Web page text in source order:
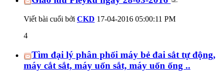
Viết bài cuối bởi CKD 17-04-2016 05:00:11 PM
4
Tìm đại lý phân phối máy bẻ đai sắt tự động,
máy cắt sắt, máy uốn sắt, máy uốn ống ..